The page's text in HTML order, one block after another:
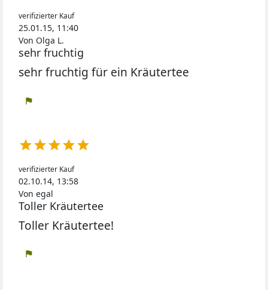
verifizierter Kauf
25.01.15, 11:40
Von Olga L.
sehr fruchtig
sehr fruchtig für ein Kräutertee
flag

verifizierter Kauf
02.10.14, 13:58
Von egal
Toller Kräutertee
Toller Kräutertee!
flag